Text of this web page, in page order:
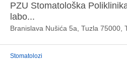
PZU Stomatološka
labo...
Branislava Nušića 5a, Tuzla 75000,
Stomatolozi